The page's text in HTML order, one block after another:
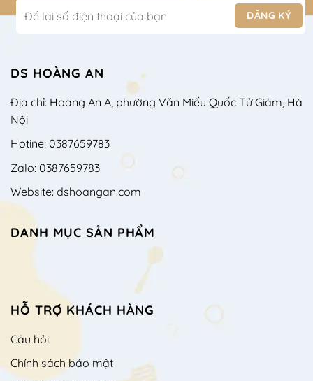
DS HOÀNG AN
Địa chỉ: Hoàng An A, phường Văn Miếu Quốc Tử Giám, Hà
Nội
Hotine: 0387659783
Zalo: 0387659783
Website: dshoangan.com
DANH MỤC SẢN PHẨM
HỖ TRỢ KHÁCH HÀNG
Câu hỏi
Chính sách bảo mật